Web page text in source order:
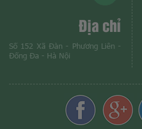
Địa chỉ
Số 152 Xã Đàn - Phương Liên -
Đống Đa - Hà Nội